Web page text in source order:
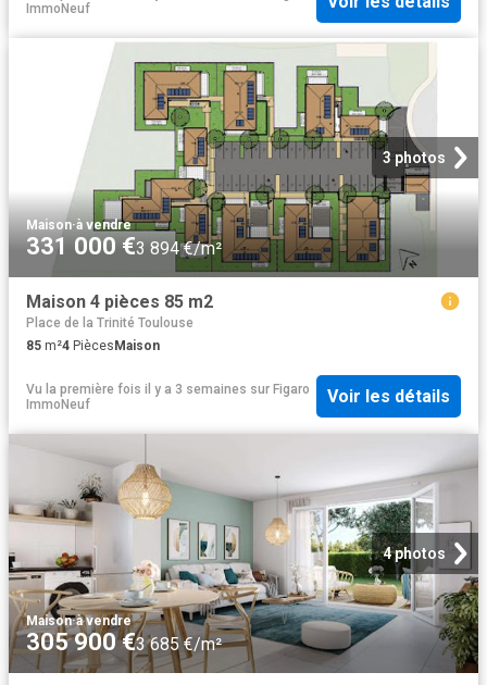
ImmoNeuf
3 photos
Maison·à vendre
331 000 €3 894 €/m²
Maison 4 pièces 85 m2
Place de la Trinité Toulouse
85 m²4 PiècesMaison
Vu la première fois il y a 3 semaines sur Figaro
ImmoNeuf
Voir les détails
4 photos
Maison·à vendre
305 900 €3 685 €/m²